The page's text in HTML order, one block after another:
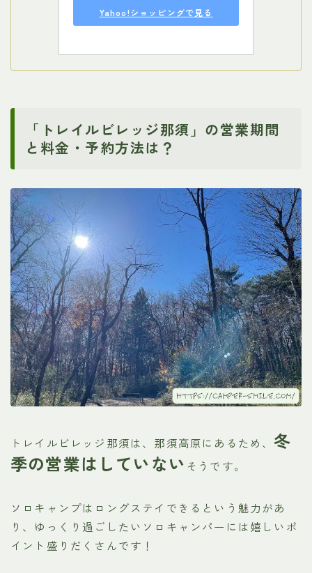
Yahoo!ショッピングで見る
「トレイルビレッジ那須」の営業期間
と料金・予約方法は？
トレイルビレッジ那須は、那須高原にあるため、冬
季の営業はしていない そうです。
ソロキャンプはロングステイできるという魅力があ
り、ゆっくり過ごしたいソロキャンパーには嬉しいポ
イント盛りだくさんです！